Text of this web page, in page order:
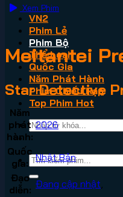
VN2
Phim Lẻ
Phim Bộ
Thể Loại
Quốc Gia
Năm Phát Hành
Phim Chiếu Rạp
Top Phim Hot
Xem Phim
Meitantei
Star Detective
Năm
phát
hành:
2026
Quốc
gia:
Nhật Bản
Đạo
diễn: Đang cập nhật